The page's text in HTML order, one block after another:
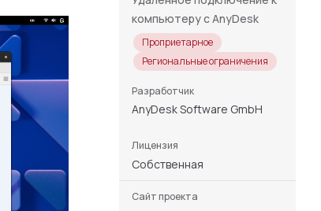
компьютеру с AnyDesk
Проприетарное
Региональные ограничения
Разработчик
AnyDesk Software GmbH
Лицензия
Собственная
Сайт проекта